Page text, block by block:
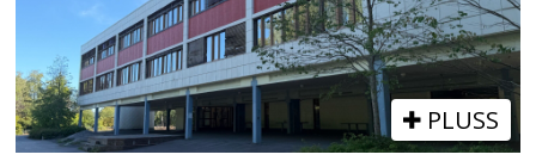
PLUSS